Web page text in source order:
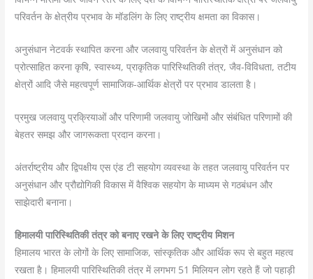
परिवर्तन के क्षेत्रीय प्रभाव के मॉडलिंग के लिए राष्ट्रीय क्षमता का विकास।
अनुसंधान नेटवर्क स्थापित करना और जलवायु परिवर्तन के क्षेत्रों में अनुसंधान को
प्रोत्साहित करना कृषि, स्वास्थ्य, प्राकृतिक पारिस्थितिकी तंत्र, जैव-विविधता, तटीय
क्षेत्रों आदि जैसे महत्वपूर्ण सामाजिक-आर्थिक क्षेत्रों पर प्रभाव डालता है।
प्रमुख जलवायु प्रक्रियाओं और परिणामी जलवायु जोखिमों और संबंधित परिणामों की
बेहतर समझ और जागरूकता प्रदान करना।
अंतर्राष्ट्रीय और द्विपक्षीय एस एंड टी सहयोग व्यवस्था के तहत जलवायु परिवर्तन पर
अनुसंधान और प्रौद्योगिकी विकास में वैश्विक सहयोग के माध्यम से गठबंधन और
साझेदारी बनाना।
हिमालयी पारिस्थितिकी तंत्र को बनाए रखने के लिए राष्ट्रीय मिशन
हिमालय भारत के लोगों के लिए सामाजिक, सांस्कृतिक और आर्थिक रूप से बहुत महत्व
रखता है। हिमालयी पारिस्थितिकी तंत्र में लगभग 51 मिलियन लोग रहते हैं जो पहाड़ी